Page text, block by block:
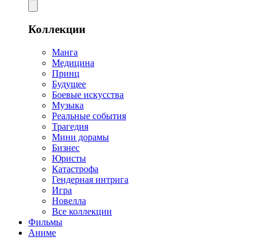
Коллекции
Манга
Медицина
Принц
Будущее
Боевые искусства
Музыка
Реальные события
Трагедия
Мини дорамы
Бизнес
Юристы
Катастрофа
Гендерная интрига
Игра
Новелла
Все коллекции
Фильмы
Аниме